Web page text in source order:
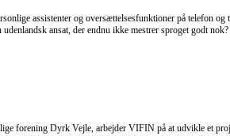
assistenter og oversættelsesfunktioner på telefon
ansat, der endnu ikke mestrer sproget godt
forening Dyrk Vejle, arbejder VIFIN på at udvikle et